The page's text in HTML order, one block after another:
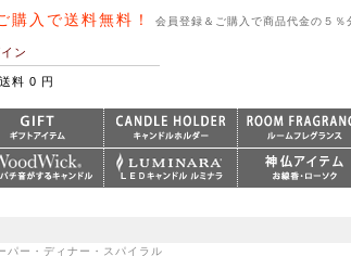
購入で送料無料！ 会員登録＆ご購入で商品代金の５％
ン
料 0 円
ー・ディナー・スパイラル